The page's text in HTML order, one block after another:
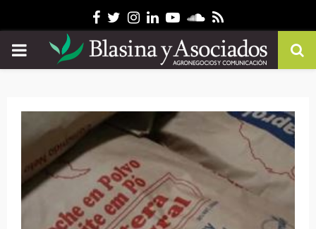
Facebook
Twitter
Instagram
Linkedin
YoutubeSoundcloud
Rss
PRIMARY